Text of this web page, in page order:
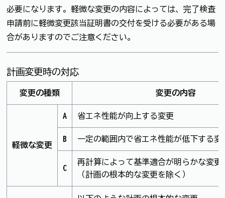
必要になります。軽微な変更の内容によっては、完了検査
申請前に軽微変更該当証明書の交付を受ける必要がある場
合がありますのでご注意ください。
計画変更時の対応
変更の種類 変更の内容
軽微な変更
A 省エネ性能が向上する変更
B 一定の範囲内で省エネ性能が低下する変
C
再計算によって基準適合が明らかな変更
（計画の根本的な変更を除く）